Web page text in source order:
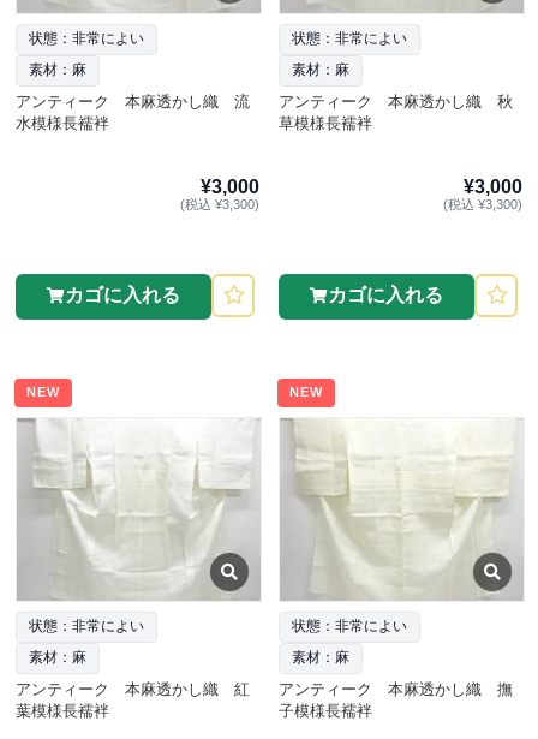
状態：非常によい
素材：麻
アンティーク 本麻透かし織 流
水模様長襦袢
¥3,000
(税込 ¥3,300)
カゴに入れる
状態：非常によい
素材：麻
アンティーク 本麻透かし織 秋
草模様長襦袢
¥3,000
(税込 ¥3,300)
カゴに入れる
NEW
状態：非常によい
素材：麻
アンティーク 本麻透かし織 紅
葉模様長襦袢
NEW
状態：非常によい
素材：麻
アンティーク 本麻透かし織 撫
子模様長襦袢